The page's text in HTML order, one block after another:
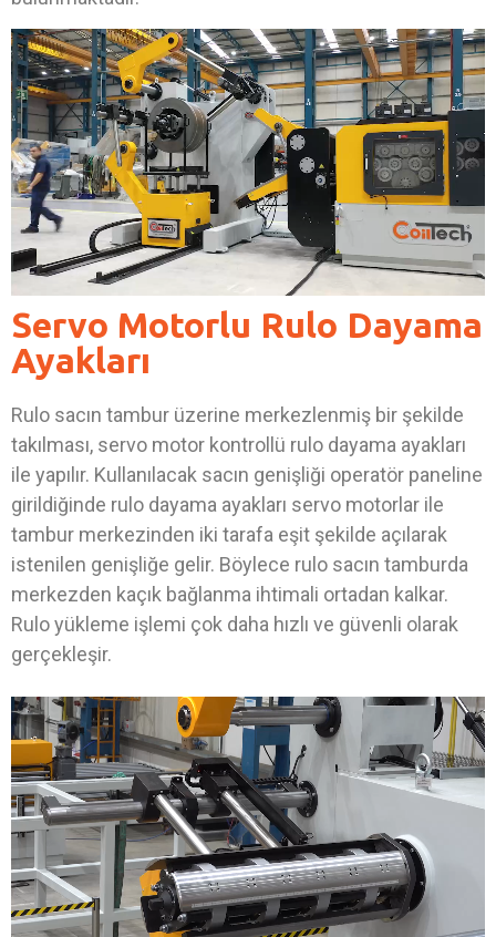
Servo Motorlu Rulo Dayama
Ayakları
Rulo sacın tambur üzerine merkezlenmiş bir şekilde
takılması, servo motor kontrollü rulo dayama ayakları
ile yapılır. Kullanılacak sacın genişliği operatör paneline
girildiğinde rulo dayama ayakları servo motorlar ile
tambur merkezinden iki tarafa eşit şekilde açılarak
istenilen genişliğe gelir. Böylece rulo sacın tamburda
merkezden kaçık bağlanma ihtimali ortadan kalkar.
Rulo yükleme işlemi çok daha hızlı ve güvenli olarak
gerçekleşir.